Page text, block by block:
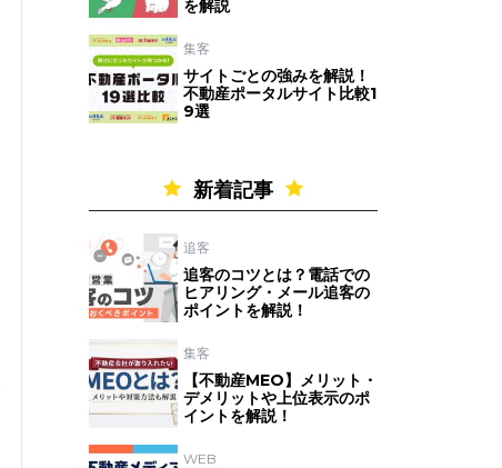
を解説
集客
サイトごとの強みを解説！
不動産ポータルサイト比較1
9選
新着記事
追客
追客のコツとは？電話での
ヒアリング・メール追客の
ポイントを解説！
集客
【不動産MEO】メリット・
デメリットや上位表示のポ
イントを解説！
WEB